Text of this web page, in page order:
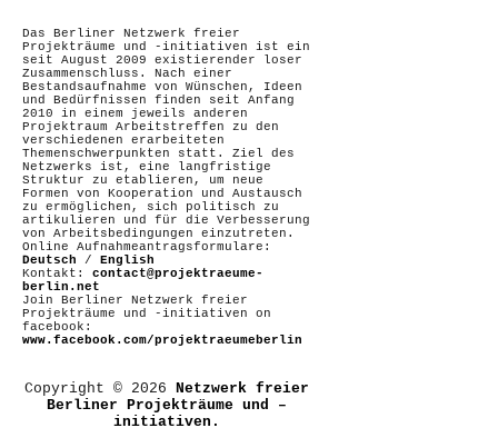
Das Berliner Netzwerk freier
Projekträume und -initiativen ist ein
seit August 2009 existierender loser
Zusammenschluss. Nach einer
Bestandsaufnahme von Wünschen, Ideen
und Bedürfnissen finden seit Anfang
2010 in einem jeweils anderen
Projektraum Arbeitstreffen zu den
verschiedenen erarbeiteten
Themenschwerpunkten statt. Ziel des
Netzwerks ist, eine langfristige
Struktur zu etablieren, um neue
Formen von Kooperation und Austausch
zu ermöglichen, sich politisch zu
artikulieren und für die Verbesserung
von Arbeitsbedingungen einzutreten.
Online Aufnahmeantragsformulare:
Deutsch / English
Kontakt: contact@projektraeume-
berlin.net
Join Berliner Netzwerk freier
Projekträume und -initiativen on
facebook:
www.facebook.com/projektraeumeberlin
Copyright © 2026 Netzwerk freier
Berliner Projekträume und –
initiativen.